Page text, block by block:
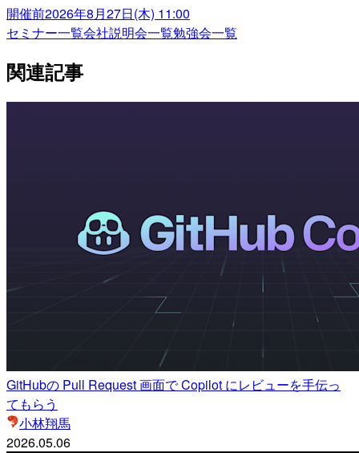
開催前2026年8月27日(木) 11:00
セミナー一覧会社説明会一覧勉強会一覧
関連記事
GitHubの Pull Request 画面で Copilot にレビューを手伝っ
てもらう
小林翔馬
2026.05.06